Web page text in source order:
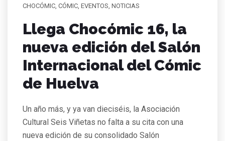
CHOCÓMIC, CÓMIC, EVENTOS, NOTICIAS
Llega Chocómic 16, la
nueva edición del Salón
Internacional del Cómic
de Huelva
Un año más, y ya van dieciséis, la Asociación
Cultural Seis Viñetas no falta a su cita con una
nueva edición de su consolidado Salón